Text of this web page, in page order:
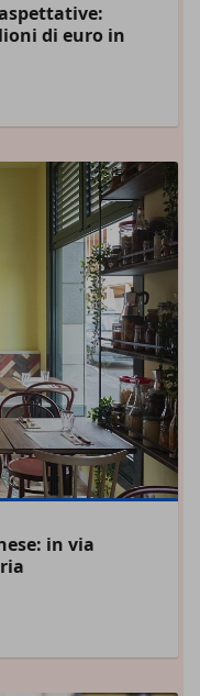
di euro in
in via